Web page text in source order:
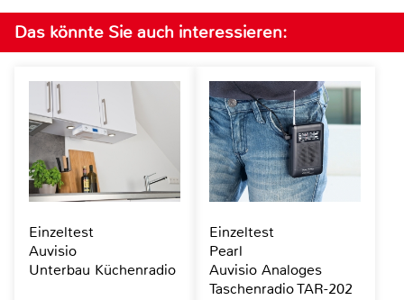
Das könnte Sie auch interessieren:
Einzeltest
Auvisio
Unterbau Küchenradio
Einzeltest
Pearl
Auvisio Analoges
Taschenradio TAR-202